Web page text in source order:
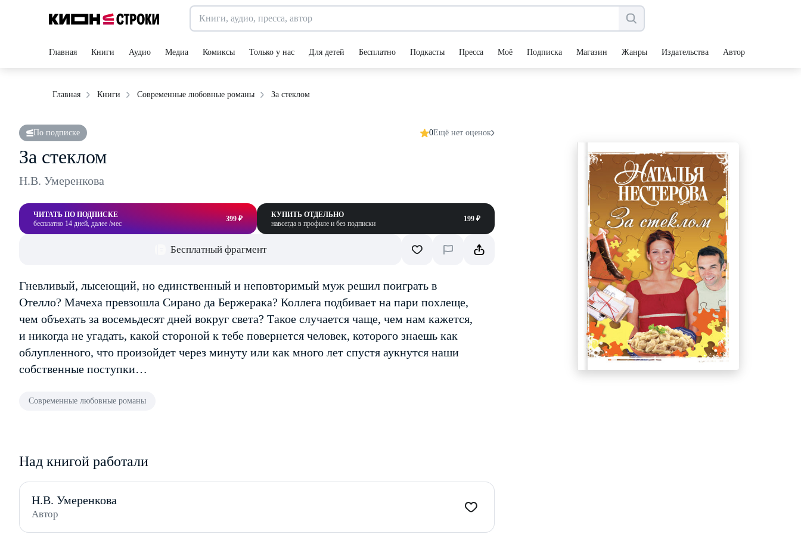
Главная Книги Аудио Медиа Комиксы Только у нас Для детей Бесплатно Подкасты Пресса Моё Подписка Магазин Жанры Издательства Авторы
Главная Книги Современные любовные романы За стеклом
По подписке 0Ещё нет оценок
За стеклом
Н.В. Умеренкова
ЧИТАТЬ ПО ПОДПИСКЕ
бесплатно 14 дней, далее /мес
399 ₽
КУПИТЬ ОТДЕЛЬНО
навсегда в профиле и без подписки
199 ₽
Бесплатный фрагмент
Гневливый, лысеющий, но единственный и неповторимый муж решил поиграть в
Отелло? Мачеха превзошла Сирано да Бержерака? Коллега подбивает на пари похлеще,
чем объехать за восемьдесят дней вокруг света? Такое случается чаще, чем нам кажется,
и никогда не угадать, какой стороной к тебе повернется человек, которого знаешь как
облупленного, что произойдет через минуту или как много лет спустя аукнутся наши
собственные поступки…
Современные любовные романы
Над книгой работали
Н.В. Умеренкова
Автор